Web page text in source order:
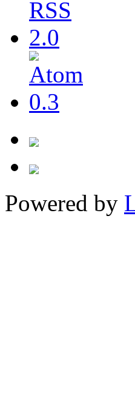
Powered by